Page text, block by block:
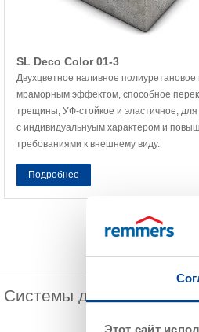
SL Deco Color 01-3
Двухцветное наливное полиуретановое
мраморным эффектом, способное
трещины, УФ-стойкое и эластичное, для
с индивидуальнуым характером и
требованиями к внешнему виду.
Подробнее
Системы для бытовых